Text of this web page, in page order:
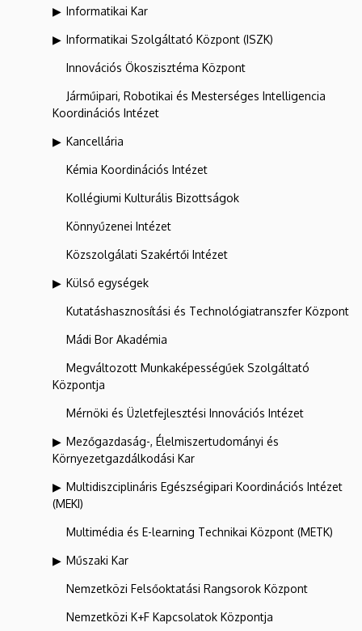
Informatikai Kar
Informatikai Szolgáltató Központ (ISZK)
Innovációs Ökoszisztéma Központ
Járműipari, Robotikai és Mesterséges Intelligencia
Koordinációs Intézet
Kancellária
Kémia Koordinációs Intézet
Kollégiumi Kulturális Bizottságok
Könnyűzenei Intézet
Közszolgálati Szakértői Intézet
Külső egységek
Kutatáshasznosítási és Technológiatranszfer Központ
Mádi Bor Akadémia
Megváltozott Munkaképességűek Szolgáltató
Központja
Mérnöki és Üzletfejlesztési Innovációs Intézet
Mezőgazdaság-, Élelmiszertudományi és
Környezetgazdálkodási Kar
Multidiszciplináris Egészségipari Koordinációs Intézet
(MEKI)
Multimédia és E-learning Technikai Központ (METK)
Műszaki Kar
Nemzetközi Felsőoktatási Rangsorok Központ
Nemzetközi K+F Kapcsolatok Központja